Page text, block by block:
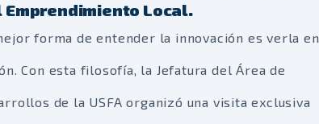
más de 120 estudiantes de la USFA, la respuesta
de forma contundente tras participar en el
de Coaching sobre Sinergia Creativa”, una
magistral e inmersiva impartida por el
Emprendimiento Local.
forma de entender la innovación es verla en
Con esta filosofía, la Jefatura del Área de
de la USFA organizó una visita exclusiva